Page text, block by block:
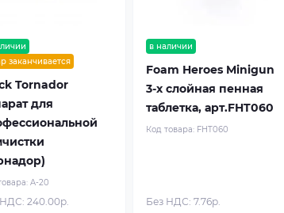
заканчивается
Tornador
для
A-20
240.00р.
в наличии
Foam Heroes Minigun
3-х слойная пенная
таблетка, арт.FHT060
Код товара: FHT060
Без НДС: 7.76р.